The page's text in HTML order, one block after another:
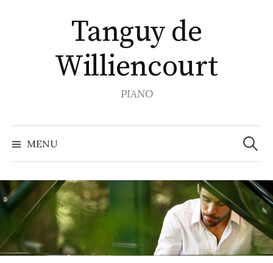
Tanguy de
Williencourt
PIANO
MENU
Search
for: